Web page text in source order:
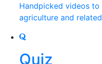
Handpicked videos
agriculture and
Quiz